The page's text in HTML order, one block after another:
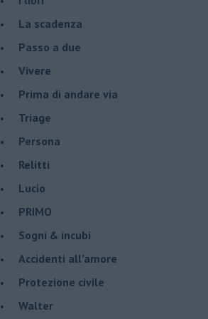
La scadenza
Passo a due
Vivere
Prima di andare via
Triage
Persona
Relitti
Lucio
PRIMO
Sogni & incubi
Accidenti all’amore
Protezione civile
Walter